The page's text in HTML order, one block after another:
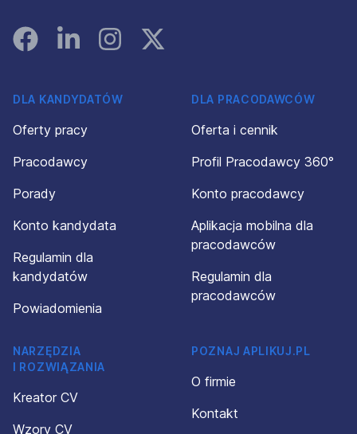
FacebookLinked InInstagramInstagram
DLA KANDYDATÓW
Oferty pracy
Pracodawcy
Porady
Konto kandydata
Regulamin dla
kandydatów
Powiadomienia
DLA PRACODAWCÓW
Oferta i cennik
Profil Pracodawcy 360°
Konto pracodawcy
Aplikacja mobilna dla
pracodawców
Regulamin dla
pracodawców
NARZĘDZIA
I ROZWIĄZANIA
Kreator CV
Wzory CV
POZNAJ APLIKUJ.PL
O firmie
Kontakt